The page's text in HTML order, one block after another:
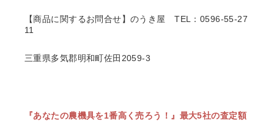
【商品に関するお問合せ】のうき屋TEL：0596-55-27
11
三重県多気郡明和町佐田2059-3
『あなたの農機具を1番高く売ろう！』 最大5社の査定額